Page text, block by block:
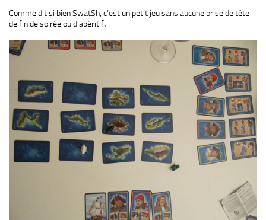
Comme dit si bien SwatSh, c’est un petit jeu sans aucune prise de tête
de fin de soirée ou d’apéritif.